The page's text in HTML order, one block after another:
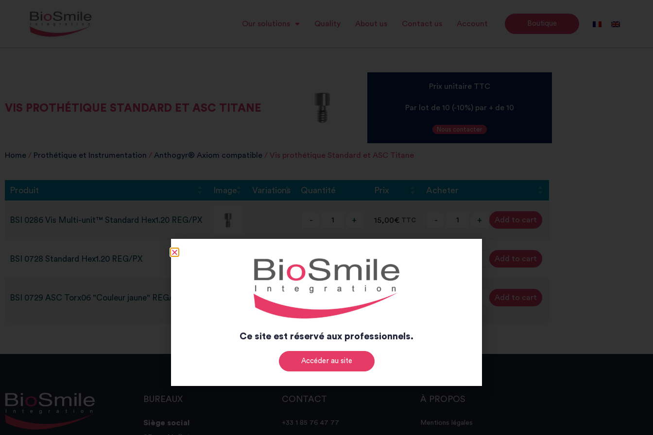
Our solutions Quality About us Contact us Account Boutique
VIS PROTHÉTIQUE STANDARD ET ASC TITANE
Prix unitaire TTC
Par lot de 10 (-10%) par + de 10
Nous contacter
Home / Prothétique et Instrumentation / Anthogyr® Axiom compatible / Vis prothétique Standard et ASC Titane
Produit Image Variations Quantité Prix Acheter
BSI 0286 Vis Multi-unit™ Standard Hex1.20 REG/PX - + 15,00€ TTC - + Add to cart
Alternative:
BSI 0728 Standard Hex1.20 REG/PX - 15,00 Add to cart
BSI 0729 ASC Torx06 "Couleur jaune" REG/PX 15,00 Add to cart
BUREAUX
Siège social
CONTACT
+33 1 85 76 47 77
À PROPOS
Mentions légales
Ce site est réservé aux professionnels.
Accéder au site